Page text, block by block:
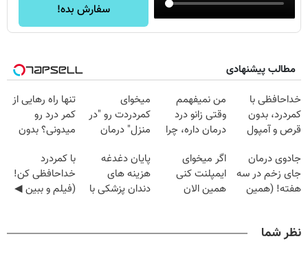
سفارش بده!
مطالب پیشنهادی
خداحافظی با
کمردرد، بدون
قرص و آمپول
من نمیفهمم
وقتی زانو درد
درمان داره، چرا
تحمل میکنی؟❗
میخوای
کمردردت رو "در
منزل" درمان
◂پرسش‌نامه)
تنها راه رهایی از
کمر درد رو
میدونی؟ بدون
(◂پرسش‌نامه)
جادوی درمان
جای زخم در سه
هفته! (همین
اگر میخوای
ایمپلنت کنی
همین الان
تومان!!!
پایان دغدغه
هزینه های
دندان پزشکی با
با کمردرد
خداحافظی کن!
(فیلم و ببین ◀
نظر شما